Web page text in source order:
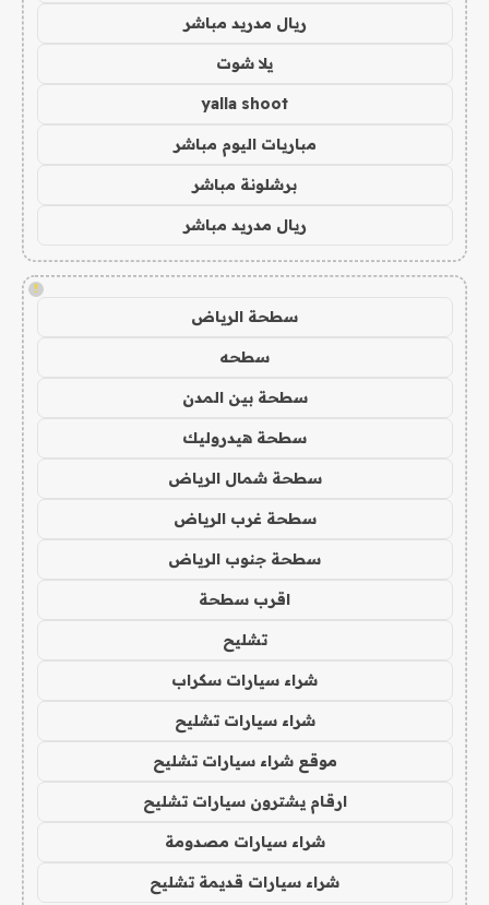
ريال مدريد مباشر
يلا شوت
yalla shoot
مباريات اليوم مباشر
برشلونة مباشر
ريال مدريد مباشر
!
سطحة الرياض
سطحه
سطحة بين المدن
سطحة هيدروليك
سطحة شمال الرياض
سطحة غرب الرياض
سطحة جنوب الرياض
اقرب سطحة
تشليح
شراء سيارات سكراب
شراء سيارات تشليح
موقع شراء سيارات تشليح
ارقام يشترون سيارات تشليح
شراء سيارات مصدومة
شراء سيارات قديمة تشليح